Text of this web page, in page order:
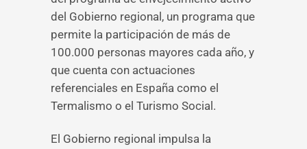
del Gobierno regional, un programa que
permite la participación de más de
100.000 personas mayores cada año, y
que cuenta con actuaciones
referenciales en España como el
Termalismo o el Turismo Social.
El Gobierno regional impulsa la